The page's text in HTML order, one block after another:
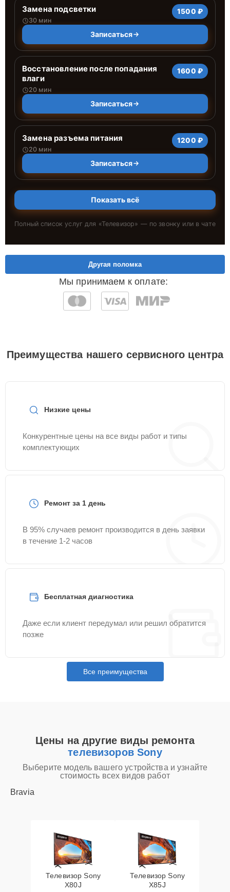
Замена подсветки
30 мин
1500 ₽
Записаться
Восстановление после попадания
влаги
20 мин
1600 ₽
Записаться
Замена разъема питания
20 мин
1200 ₽
Записаться
Показать всё
Полный список услуг для «Телевизор» — по звонку или в чате
Мы принимаем к оплате:
Другая поломка
Преимущества нашего сервисного центра
Низкие цены
Конкурентные цены на все виды работ и типы
комплектующих
Ремонт за 1 день
В 95% случаев ремонт производится в день заявки
в течение 1-2 часов
Бесплатная диагностика
Даже если клиент передумал или решил обратится
позже
Все преимущества
Цены на другие виды ремонта
телевизоров Sony
Выберите модель вашего устройства и узнайте
стоимость всех видов работ
Bravia
Телевизор Sony
X80J
Телевизор Sony
X85J